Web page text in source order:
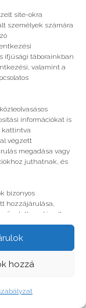
site-okra
személyek számára
ifjúsági táborainkban
valamint a
információkat is
kattintva
végzett
megadása vagy
juthatnak, és
bizonyos
hozzájárulása,
adatkezelés ellen.
a webhelyre
ÉS
hozzá